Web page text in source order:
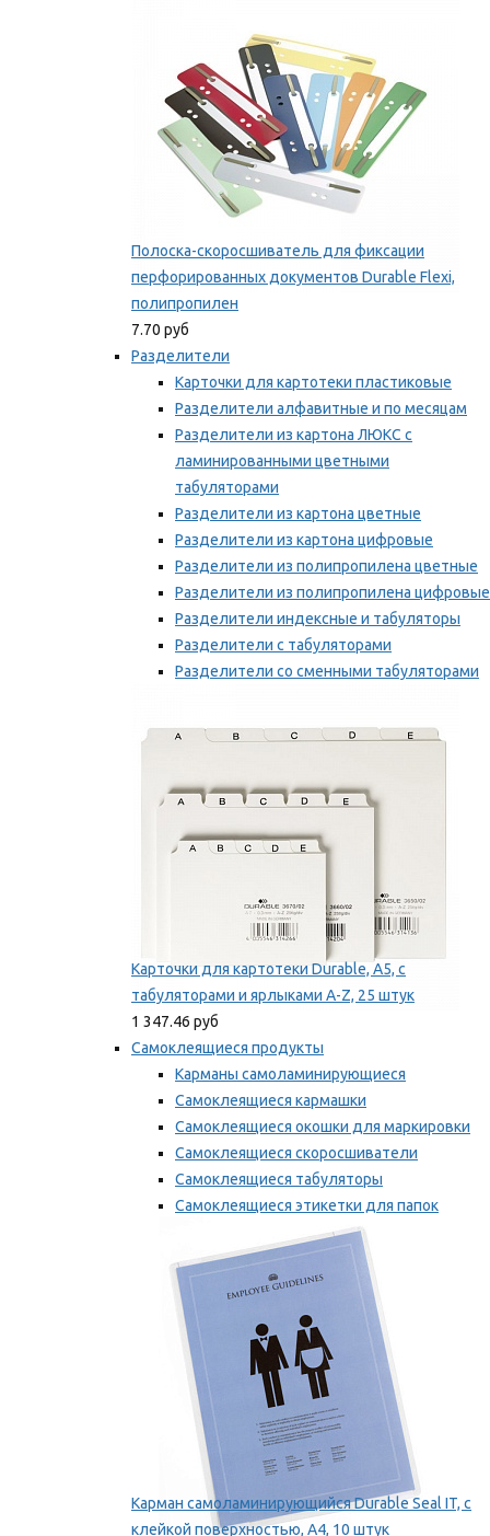
Полоска-скоросшиватель для фиксации
перфорированных документов Durable Flexi,
полипропилен
7.70 руб
Разделители
Карточки для картотеки пластиковые
Разделители алфавитные и по месяцам
Разделители из картона ЛЮКС с
ламинированными цветными
табуляторами
Разделители из картона цветные
Разделители из картона цифровые
Разделители из полипропилена цветные
Разделители из полипропилена цифровые
Разделители индексные и табуляторы
Разделители с табуляторами
Разделители со сменными табуляторами
Карточки для картотеки Durable, A5, с
табуляторами и ярлыками A-Z, 25 штук
1 347.46 руб
Самоклеящиеся продукты
Карманы самоламинирующиеся
Самоклеящиеся кармашки
Самоклеящиеся окошки для маркировки
Самоклеящиеся скоросшиватели
Самоклеящиеся табуляторы
Самоклеящиеся этикетки для папок
Таблички для маркировки
Мы рекомендуем
Карман самоламинирующийся Durable Seal IT, с
клейкой поверхностью, A4, 10 штук